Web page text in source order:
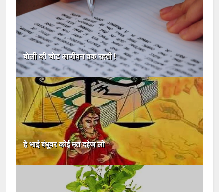
बोली की चोट आजीवन तक रहती !
हे भाई बंधुवर कोई मत दहेज लो